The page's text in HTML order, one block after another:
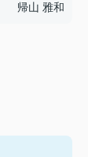
帰山 雅和